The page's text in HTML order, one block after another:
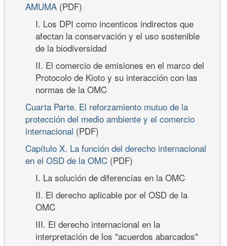
AMUMA (PDF)
I. Los DPI como incenticos indirectos que
afectan la conservación y el uso sostenible
de la biodiversidad
II. El comercio de emisiones en el marco del
Protocolo de Kioto y su interacción con las
normas de la OMC
Cuarta Parte. El reforzamiento mutuo de la
protección del medio ambiente y el comercio
internacional (PDF)
Capítulo X. La función del derecho internacional
en el OSD de la OMC (PDF)
I. La solución de diferencias en la OMC
II. El derecho aplicable por el OSD de la
OMC
III. El derecho internacional en la
interpretación de los "acuerdos abarcados"